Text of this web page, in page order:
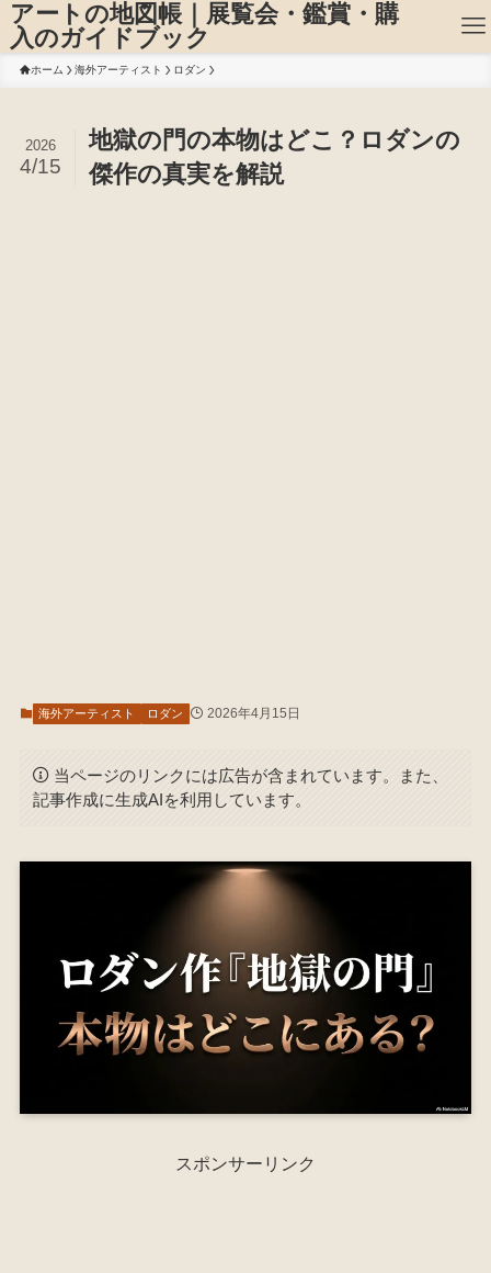
アートの地図帳｜展覧会・鑑賞・購
入のガイドブック
ホーム 海外アーティスト ロダン
地獄の門の本物はどこ？ロダンの
傑作の真実を解説
2026
4/15
海外アーティスト ロダン 2026年4月15日
当ページのリンクには広告が含まれています。また、
記事作成に生成AIを利用しています。
スポンサーリンク